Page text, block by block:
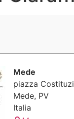
Mede
piazza
Mede, PV
Italia